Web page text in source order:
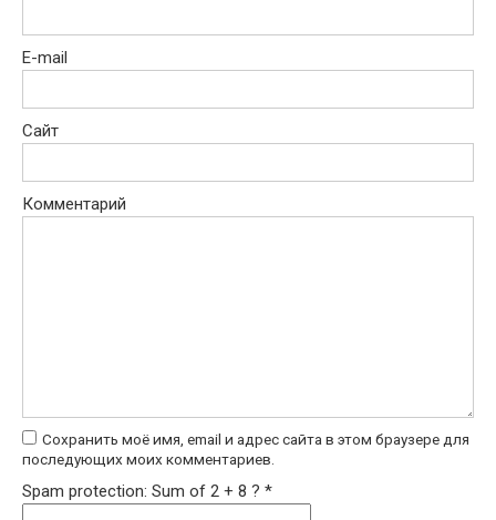
E-mail
Сайт
Комментарий
Сохранить моё имя, email и адрес сайта в этом браузере для
последующих моих комментариев.
Spam protection: Sum of 2 + 8 ? *